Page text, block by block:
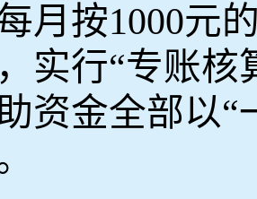
月按1000元
实行“专账
资金全部以